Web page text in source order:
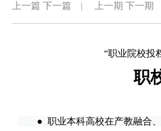
上一篇 下一篇 | 上一期 下一期
“职业院校投
职
● 职业本科高校在产教融合、